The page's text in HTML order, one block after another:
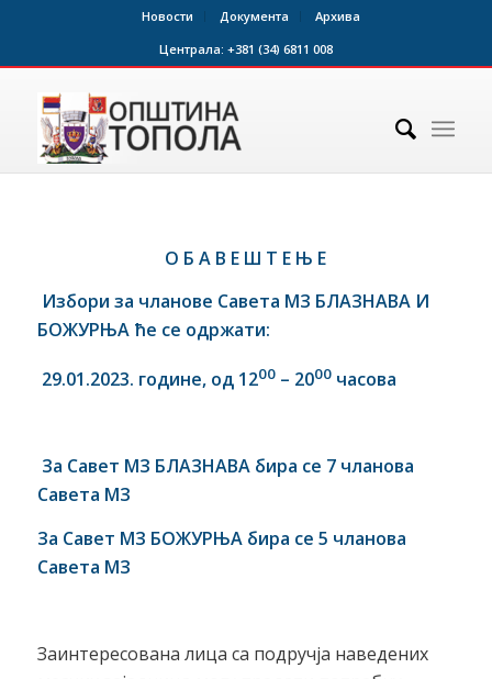
Новости Документа
Архива
Централа: +381 (34) 6811 008
О Б А В Е Ш Т Е Њ Е
Избори за чланове Савета МЗ БЛАЗНАВА И
БОЖУРЊА ће се одржати:
29.01.2023. године, од 1200– 2000часова
За Савет МЗ БЛАЗНАВА бира се 7 чланова
Савета МЗ
За Савет МЗ БОЖУРЊА бира се 5 чланова
Савета МЗ
Заинтересована лица са подручја наведених